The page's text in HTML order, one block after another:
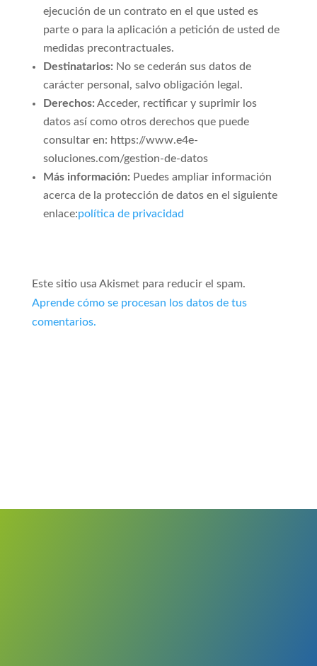
ejecución de un contrato en el que usted es
parte o para la aplicación a petición de usted de
medidas precontractuales.
Destinatarios: No se cederán sus datos de
carácter personal, salvo obligación legal.
Derechos: Acceder, rectificar y suprimir los
datos así como otros derechos que puede
consultar en: https://www.e4e-
soluciones.com/gestion-de-datos
Más información: Puedes ampliar información
acerca de la protección de datos en el siguiente
enlace:política de privacidad
Este sitio usa Akismet para reducir el spam.
Aprende cómo se procesan los datos de tus
comentarios.